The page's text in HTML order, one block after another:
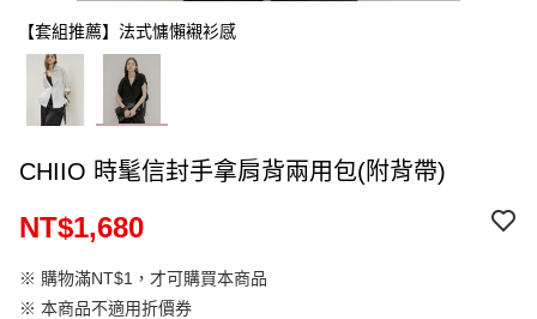
【套組推薦】法式慵懶襯衫感
CHIIO 時髦信封手拿肩背兩用包(附背帶)
NT$1,680
※ 購物滿NT$1，才可購買本商品
※ 本商品不適用折價券